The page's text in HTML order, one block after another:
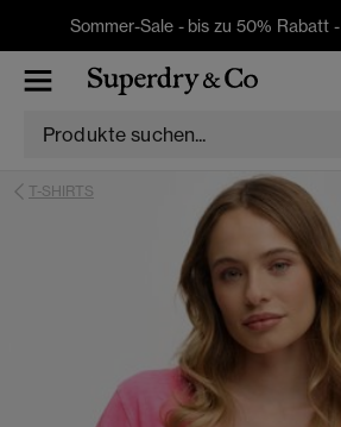
Sommer-Sale - bis zu 50% Rabatt -
T-SHIRTS